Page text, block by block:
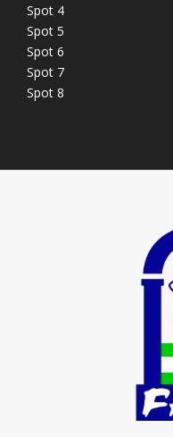
Spot 4
Spot 5
Spot 6
Spot 7
Spot 8